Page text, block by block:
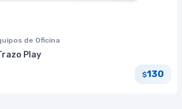
de Oficina
Play
$130